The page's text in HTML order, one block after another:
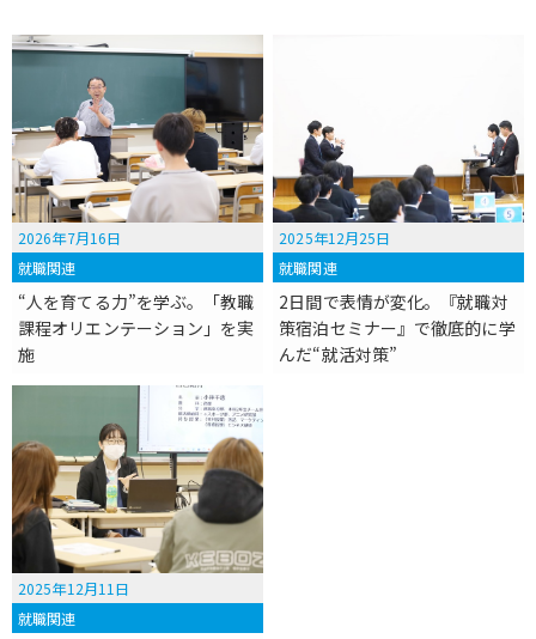
2026年7月16日
就職関連
“人を育てる力”を学ぶ。「教職
課程オリエンテーション」を実
施
2025年12月25日
就職関連
2日間で表情が変化。『就職対
策宿泊セミナー』で徹底的に学
んだ“就活対策”
2025年12月11日
就職関連